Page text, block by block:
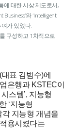
에 대한 시상 제도로서,
와 ‘Intelligent
여가 있었다.
구성하고 1차적으로
표 김범수)에
은행과 KSTEC이
스템’, 지능형
‘지능형
각 지능형 개념을
용시켰다는